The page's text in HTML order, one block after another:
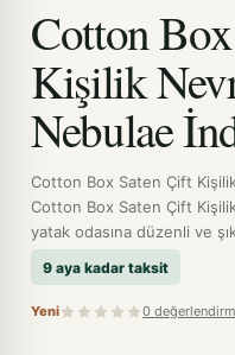
Cotton
Kişilik
Nebulae
Cotton Box Saten Çift
Cotton Box Saten Çift
yatak odasına düzenli ve
9 aya kadar taksit
Yeni 0